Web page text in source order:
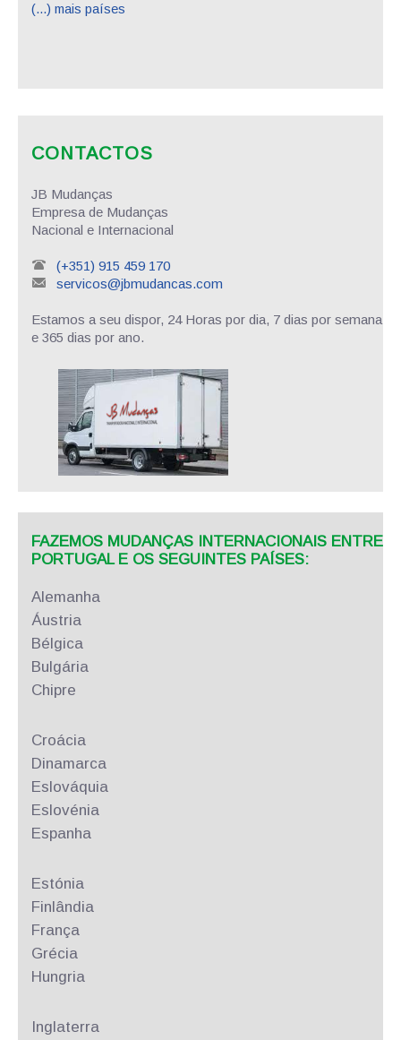
(...) mais países
CONTACTOS
JB Mudanças
Empresa de Mudanças
Nacional e Internacional
(+351) 915 459 170
servicos@jbmudancas.com
Estamos a seu dispor, 24 Horas por dia, 7 dias por semana
e 365 dias por ano.
FAZEMOS MUDANÇAS INTERNACIONAIS ENTRE
PORTUGAL E OS SEGUINTES PAÍSES:
Alemanha
Áustria
Bélgica
Bulgária
Chipre
Croácia
Dinamarca
Eslováquia
Eslovénia
Espanha
Estónia
Finlândia
França
Grécia
Hungria
Inglaterra